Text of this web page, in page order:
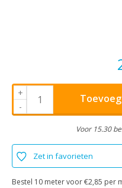
+
-
Voor 15.30
Zet in favorieten
Bestel 10 meter voor €2,85 per